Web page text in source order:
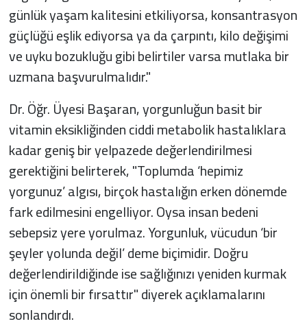
günlük yaşam kalitesini etkiliyorsa, konsantrasyon
güçlüğü eşlik ediyorsa ya da çarpıntı, kilo değişimi
ve uyku bozukluğu gibi belirtiler varsa mutlaka bir
uzmana başvurulmalıdır."
Dr. Öğr. Üyesi Başaran, yorgunluğun basit bir
vitamin eksikliğinden ciddi metabolik hastalıklara
kadar geniş bir yelpazede değerlendirilmesi
gerektiğini belirterek, "Toplumda ‘hepimiz
yorgunuz’ algısı, birçok hastalığın erken dönemde
fark edilmesini engelliyor. Oysa insan bedeni
sebepsiz yere yorulmaz. Yorgunluk, vücudun ‘bir
şeyler yolunda değil’ deme biçimidir. Doğru
değerlendirildiğinde ise sağlığınızı yeniden kurmak
için önemli bir fırsattır" diyerek açıklamalarını
sonlandırdı.